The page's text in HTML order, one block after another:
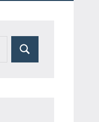
Suchen